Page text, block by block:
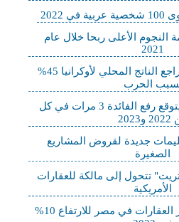
النجوم الأعلى ربحا خلال عام
2021
البنك الدولي يتوقع تراجع الناتج المحلي لأوكرانيا 45%
الحرب
الفيدرالي الأمريكي‬⁩ يتوقع رفع الفائدة 3 مرات في كل
جديدة لقروض المشاريع
الصغيرة
تتحول إلى مالكة للعقارات
الأمريكية
مواد البناء تقود أسعار العقارات في مصر للارتفاع 10%